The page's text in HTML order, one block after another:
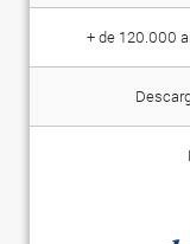
+ de 120.000